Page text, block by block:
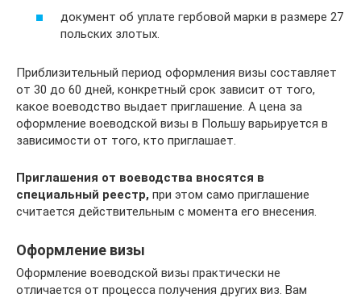
документ об уплате гербовой марки в размере 27
польских злотых.
Приблизительный период оформления визы составляет
от 30 до 60 дней, конкретный срок зависит от того,
какое воеводство выдает приглашение. А цена за
оформление воеводской визы в Польшу варьируется в
зависимости от того, кто приглашает.
Приглашения от воеводства вносятся в
специальный реестр, при этом само приглашение
считается действительным с момента его внесения.
Оформление визы
Оформление воеводской визы практически не
отличается от процесса получения других виз. Вам